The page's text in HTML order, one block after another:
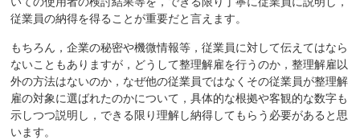
従業員の納得を得ることが重要だと言えます。
もちろん，企業の秘密や機微情報等，従業員に対して伝えてはなら
ないこともありますが，どうして整理解雇を行うのか，整理解雇以
外の方法はないのか，なぜ他の従業員ではなくその従業員が整理解
雇の対象に選ばれたのかについて，具体的な根拠や客観的な数字も
示しつつ説明し，できる限り理解し納得してもらう必要があると思
います。